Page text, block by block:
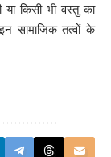
किसी भी वस्तु का
सामाजिक तत्वों के